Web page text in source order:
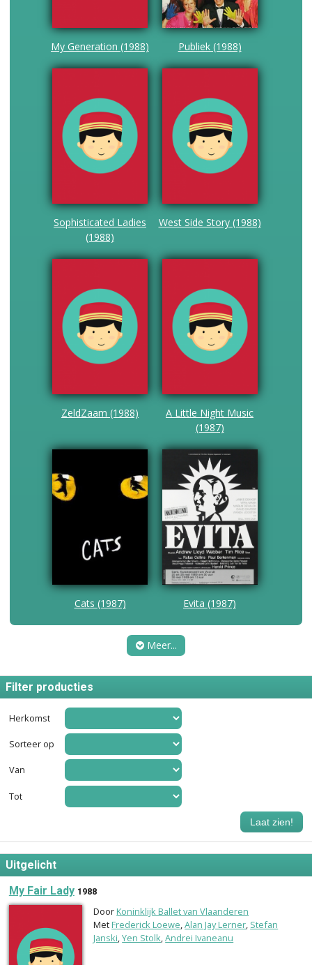
My Generation (1988) Publiek (1988)
Sophisticated Ladies
(1988)
West Side Story (1988)
ZeldZaam (1988)
A Little Night Music
(1987)
Cats (1987) Evita (1987)
Meer...
Filter producties
Herkomst
Sorteer op
Van
Tot
Laat zien!
Uitgelicht
My Fair Lady 1988
DoorKoninklijk Ballet van Vlaanderen
MetFrederick Loewe,Alan Jay Lerner, Stefan
Janski,Yen Stolk,Andrei Ivaneanu